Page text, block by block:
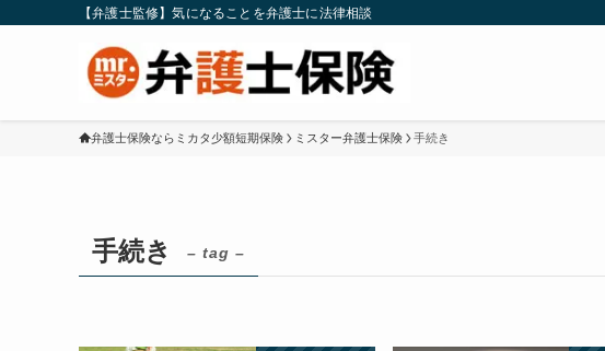
【弁護士監修】気になることを弁護士に法律相談
弁護士保険ならミカタ少額短期保険 ミスター弁護士保険 手続き
手続き – tag –